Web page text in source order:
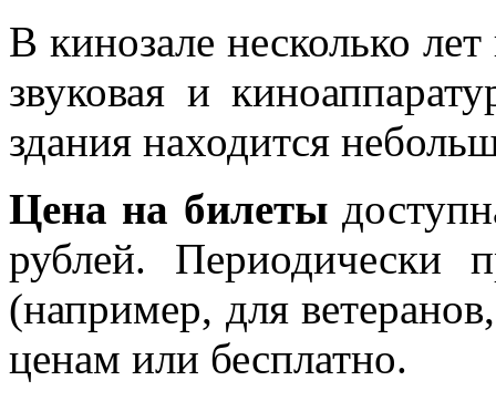
В кинозале несколько
звуковая и
здания находится
Цена на билеты
рублей. Периодически
(например, для
ценам или бесплатно.